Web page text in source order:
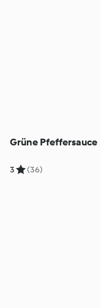
Grüne Pfeffersauce
3 (36)